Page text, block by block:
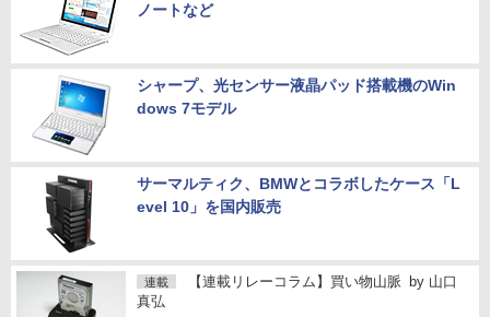
ノートなど
シャープ、光センサー液晶パッド搭載機のWin
dows 7モデル
サーマルティク、BMWとコラボしたケース「L
evel 10」を国内販売
連載 【連載リレーコラム】買い物山脈 by 山口
真弘